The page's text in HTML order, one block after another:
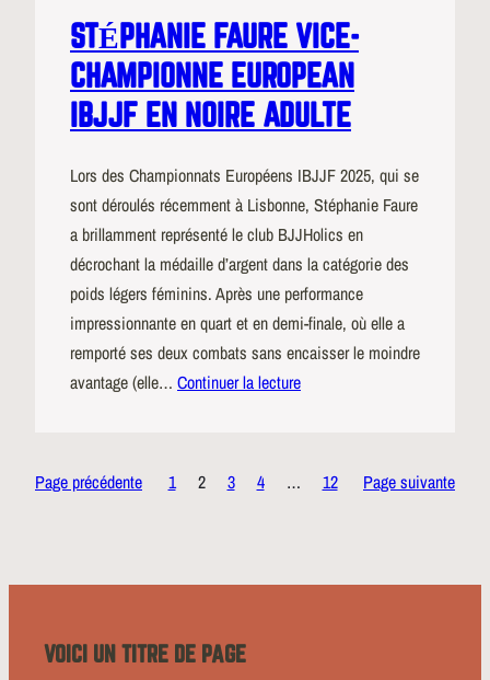
STÉPHANIE FAURE VICE-
CHAMPIONNE EUROPEAN
IBJJF EN NOIRE ADULTE
Lors des Championnats Européens IBJJF 2025, qui se
sont déroulés récemment à Lisbonne, Stéphanie Faure
a brillamment représenté le club BJJHolics en
décrochant la médaille d’argent dans la catégorie des
poids légers féminins. Après une performance
impressionnante en quart et en demi-finale, où elle a
remporté ses deux combats sans encaisser le moindre
avantage (elle… Continuer la lecture
Page précédente 1 2 3 4 … 12 Page suivante
VOICI UN TITRE DE PAGE